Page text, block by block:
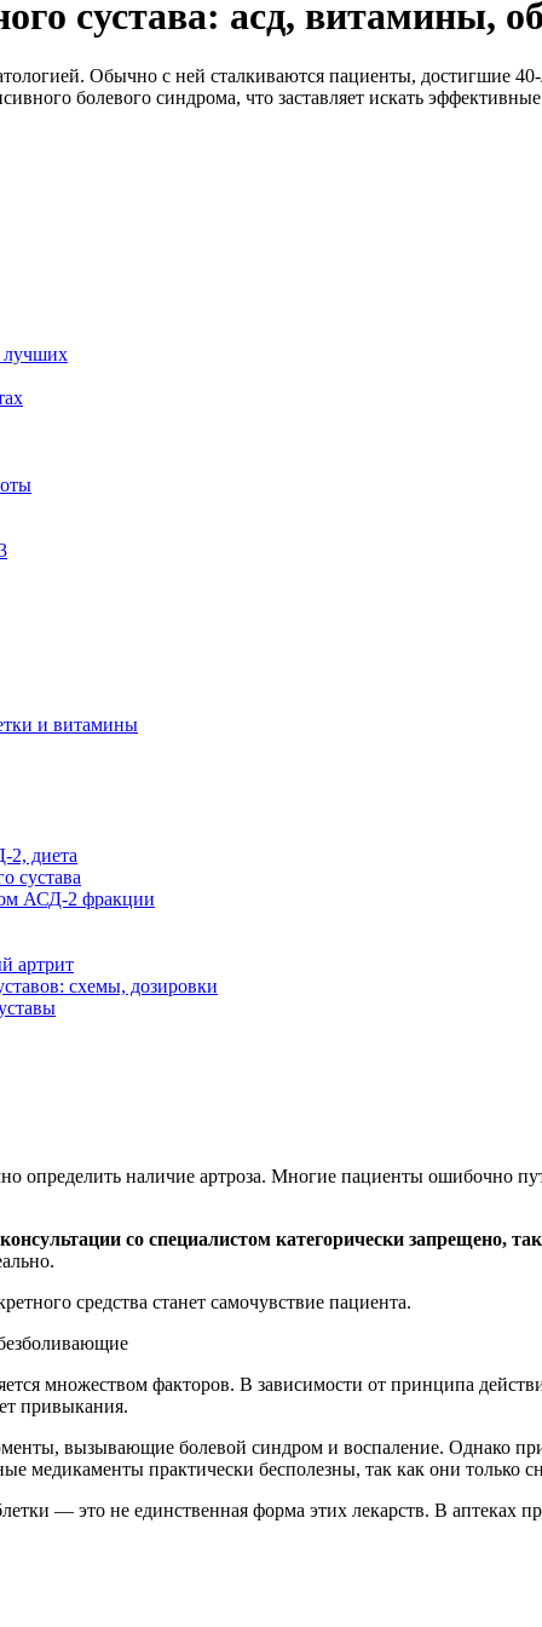
сустава: асд, витамины,
Обычно с ней сталкиваются пациенты, достигшие
болевого синдрома, что заставляет искать
лучших
и витамины
2, диета
сустава
АСД-2 фракции
артрит
схемы, дозировки
определить наличие артроза. Многие пациенты ошибочно
со специалистом категорически запрещено,
средства станет самочувствие пациента.
множеством факторов. В зависимости от принципа
привыкания.
вызывающие болевой синдром и воспаление. Однако
медикаменты практически бесполезны, так как они только
— это не единственная форма этих лекарств. В аптеках